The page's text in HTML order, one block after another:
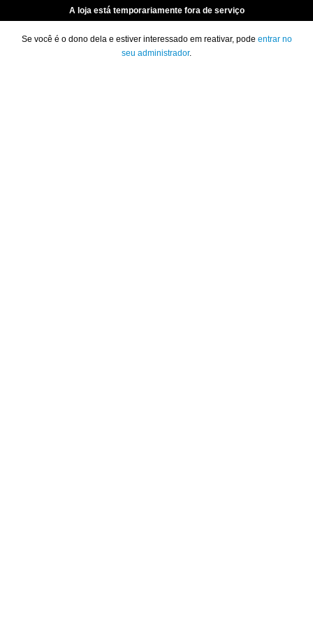
A loja está temporariamente fora de serviço
Se você é o dono dela e estiver interessado em reativar, pode entrar no
seu administrador.